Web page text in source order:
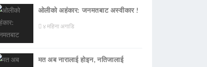
ओलीको अहंकार: जनमतबाट अस्वीकार !
४ महिना अगाडि
मत अब नारालाई होइन, नतिजालाई